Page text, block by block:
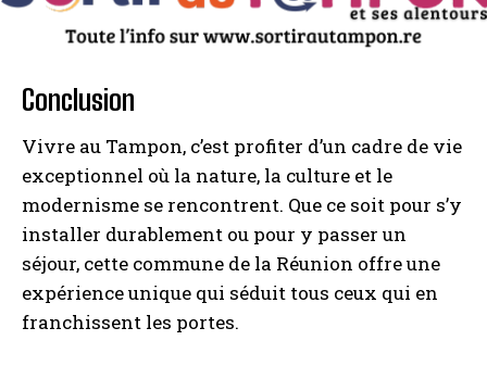
Conclusion
Vivre au Tampon, c’est profiter d’un cadre de vie
exceptionnel où la nature, la culture et le
modernisme se rencontrent. Que ce soit pour s’y
installer durablement ou pour y passer un
séjour, cette commune de la Réunion offre une
expérience unique qui séduit tous ceux qui en
franchissent les portes.